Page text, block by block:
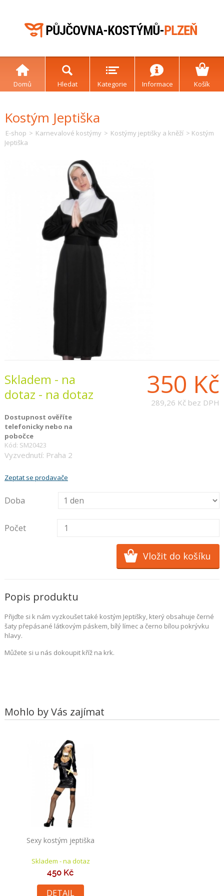
Domů Hledat Kategorie Informace Košík
Kostým Jeptiška
E-shop > Karnevalové kostýmy > Kostýmy jeptišky a kněží > Kostým
Jeptiška
350 Kč
289,26 Kč bez DPH
Skladem - na
dotaz - na dotaz
Dostupnost ověříte
telefonicky nebo na
pobočce
Kód: SM20423
Vyzvednutí: Praha 2
Zeptat se prodavače
Doba
Počet
Popis produktu
Přijďte si k nám vyzkoušet také kostým Jeptišky, který obsahuje černé
šaty přepásané látkovým páskem, bílý límec a černo bílou pokrývku
hlavy.
Můžete si u nás dokoupit kříž na krk.
Mohlo by Vás zajímat
Sexy kostým jeptiška
Skladem - na dotaz
450 Kč
DETAIL